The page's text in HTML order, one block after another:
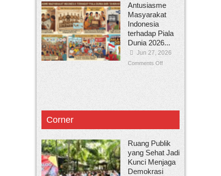
Antusiasme
Masyarakat
Indonesia
terhadap Piala
Dunia 2026...
Jun 27, 2026
Comments Off
Corner
Ruang Publik
yang Sehat Jadi
Kunci Menjaga
Demokrasi